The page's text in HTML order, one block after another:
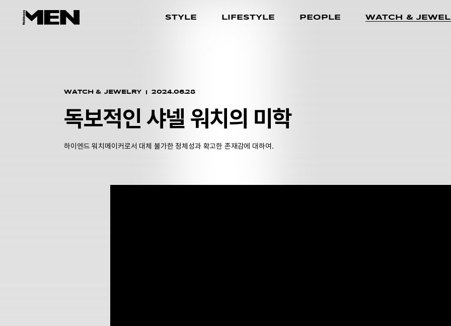
STYLE LIFESTYLE PEOPLE WATCH &
WATCH & JEWELRY 2024.06.28
독보적인 샤넬 워치의 미학
하이엔드 워치메이커로서 대체 불가한 정체성과 확고한 존재감에 대하여.